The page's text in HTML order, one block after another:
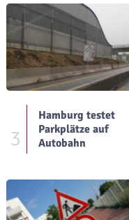
3
Hamburg testet
Parkplätze auf
Autobahn